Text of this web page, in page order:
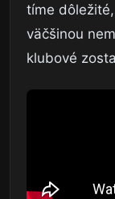
tíme
väčšinou
klubové